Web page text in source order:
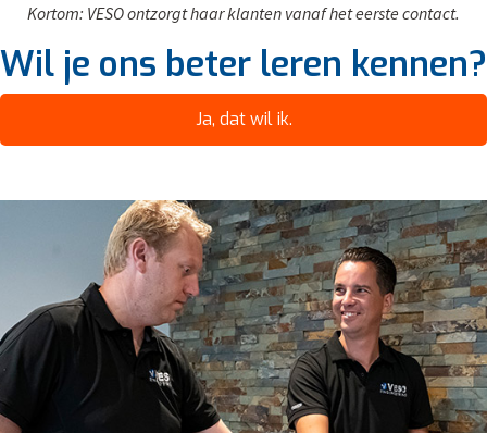
Kortom: VESO ontzorgt haar klanten vanaf het eerste contact.
Wil je ons beter leren kennen?
Ja, dat wil ik.